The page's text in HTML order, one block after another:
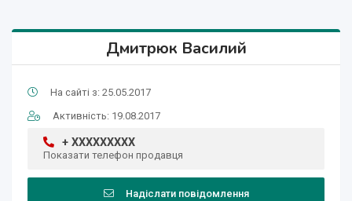
Дмитрюк Василий
На сайті з: 25.05.2017
Активність: 19.08.2017
+ XXXXXXXXX
Показати телефон продавця
Надіслати повідомлення